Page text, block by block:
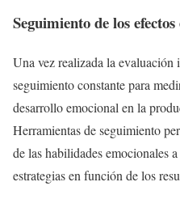
Seguimiento de los
Una vez realizada la
seguimiento constante para
desarrollo emocional en la
Herramientas de seguimiento
de las habilidades emocionales
estrategias en función de los